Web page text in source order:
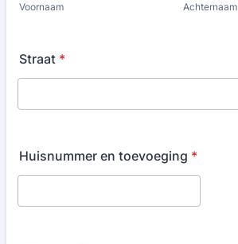
Voornaam Achternaam
Straat *
Huisnummer en toevoeging *